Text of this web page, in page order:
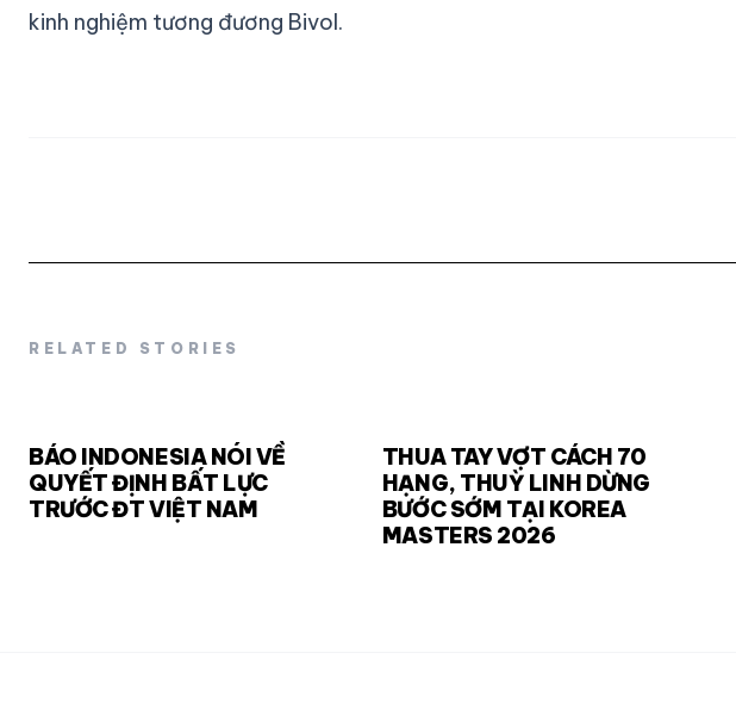
kinh nghiệm tương đương Bivol.
RELATED STORIES
BÁO INDONESIA NÓI VỀ
QUYẾT ĐỊNH BẤT LỰC
TRƯỚC ĐT VIỆT NAM
THUA TAY VỢT CÁCH 70
HẠNG, THUỲ LINH DỪNG
BƯỚC SỚM TẠI KOREA
MASTERS 2026